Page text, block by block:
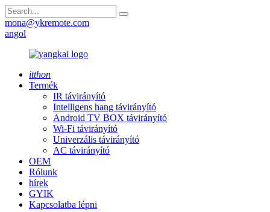
mona@ykremote.com
angol
itthon
Termék
IR távirányító
Intelligens hang távirányító
Android TV BOX távirányító
Wi-Fi távirányító
Univerzális távirányító
AC távirányító
OEM
Rólunk
hírek
GYIK
Kapcsolatba lépni